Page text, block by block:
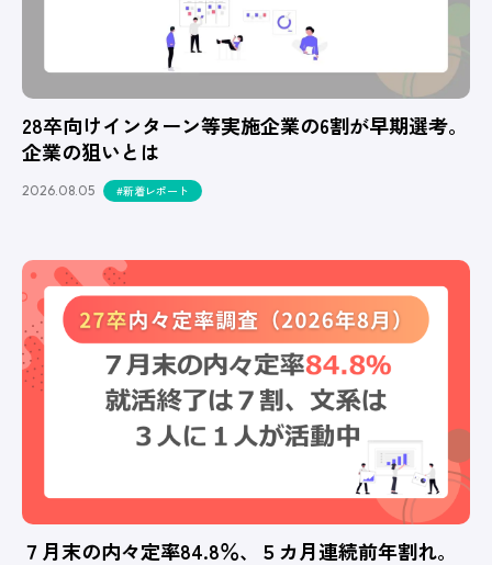
28卒向けインターン等実施企業の6割が早期選考。
企業の狙いとは
2026.08.05 #新着レポート
７月末の内々定率84.8％、５カ月連続前年割れ。